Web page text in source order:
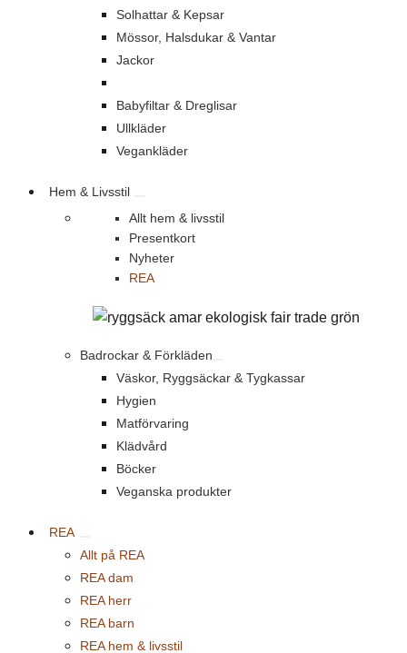
Solhattar & Kepsar
Mössor, Halsdukar & Vantar
Jackor
Babyfiltar & Dreglisar
Ullkläder
Vegankläder
Hem & Livsstil
Allt hem & livsstil
Presentkort
Nyheter
REA
Badrockar & Förkläden
Väskor, Ryggsäckar & Tygkassar
Hygien
Matförvaring
Klädvård
Böcker
Veganska produkter
REA
Allt på REA
REA dam
REA herr
REA barn
REA hem & livsstil